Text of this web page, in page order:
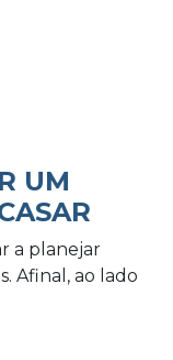
UM
a planejar
Afinal, ao lado